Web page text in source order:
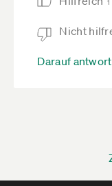
1
Nicht
Darauf